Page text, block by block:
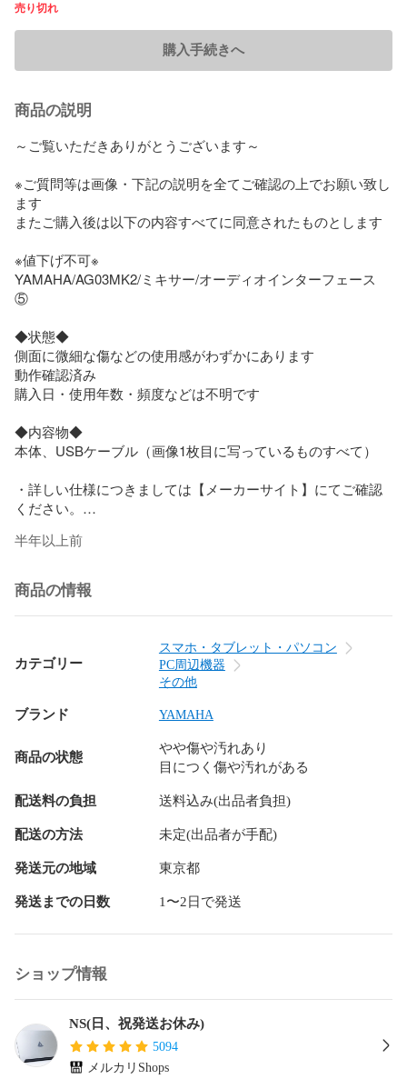
売り切れ
購入手続きへ
商品の説明
～ご覧いただきありがとうございます～
※ご質問等は画像・下記の説明を全てご確認の上でお願い致し
ます
またご購入後は以下の内容すべてに同意されたものとします
※値下げ不可※
YAMAHA/AG03MK2/ミキサー/オーディオインターフェース
⑤
◆状態◆
側面に微細な傷などの使用感がわずかにあります
動作確認済み
購入日・使用年数・頻度などは不明です
◆内容物◆
本体、USBケーブル（画像1枚目に写っているものすべて）
・詳しい仕様につきましては【メーカーサイト】にてご確認
ください。
◆注意事項◆
載されているもの以外に目立たない程度の微細な傷・汚れな
どがある場合があります）
・商品の状態はあくまで当方の主観です。掲載画像、説明文
・写真は撮影時の天候や光の状態及びモニター環境により、
実物と若干違って見える事がございます。
※沖縄へ発送希望の方はお手数ですが、購入前に商品ページの
o1184296150
半年以上前
商品の情報
カテゴリー
スマホ・タブレット・パソコン
PC周辺機器
その他
ブランド YAMAHA
商品の状態
やや傷や汚れあり
目につく傷や汚れがある
配送料の負担 送料込み(出品者負担)
配送の方法 未定(出品者が手配)
発送元の地域 東京都
発送までの日数 1〜2日で発送
ショップ情報
NS(日、祝発送お休み)
5094
メルカリShops